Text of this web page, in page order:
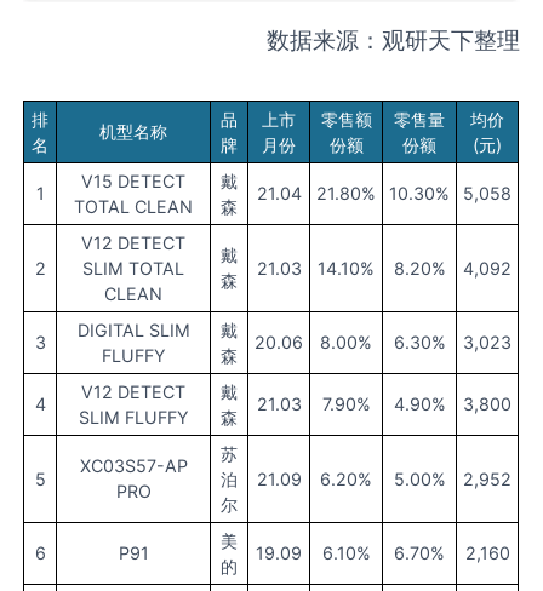
数据来源：观研天下整理
排
名
机型名称
品
牌
上市
月份
零售额
份额
零售量
份额
均价
(元)
1
V15 DETECT
TOTAL CLEAN
戴
森
21.04 21.80% 10.30% 5,058
2
V12 DETECT
SLIM TOTAL
CLEAN
戴
森
21.03 14.10% 8.20% 4,092
3
DIGITAL SLIM
FLUFFY
戴
森
20.06 8.00% 6.30% 3,023
4
V12 DETECT
SLIM FLUFFY
戴
森
21.03 7.90% 4.90% 3,800
5
XC03S57-AP
PRO
苏
泊
尔
21.09 6.20% 5.00% 2,952
6 P91
美
的
19.09 6.10% 6.70% 2,160